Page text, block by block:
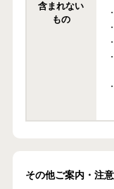
含まれない
もの
その他ご案内・注